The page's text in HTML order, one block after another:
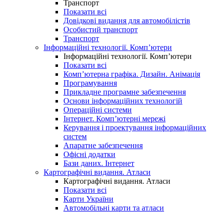
Транспорт
Показати всі
Довідкові видання для автомобілістів
Особистий транспорт
Транспорт
Інформаційні технології. Комп’ютери
Інформаційні технології. Комп’ютери
Показати всі
Комп’ютерна графіка. Дизайн. Анімація
Програмування
Прикладне програмне забезпечення
Основи інформаційних технологій
Операційні системи
Інтернет. Комп’ютерні мережі
Керування і проектування інформаційних
систем
Апаратне забезпечення
Офісні додатки
Бази даних. Інтернет
Картографічні видання. Атласи
Картографічні видання. Атласи
Показати всі
Карти України
Автомобільні карти та атласи